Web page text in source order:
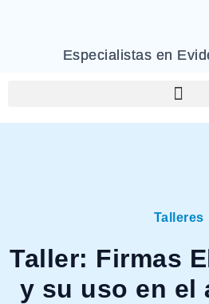
Especialistas en
Talleres
Taller: Firmas
y su uso en el